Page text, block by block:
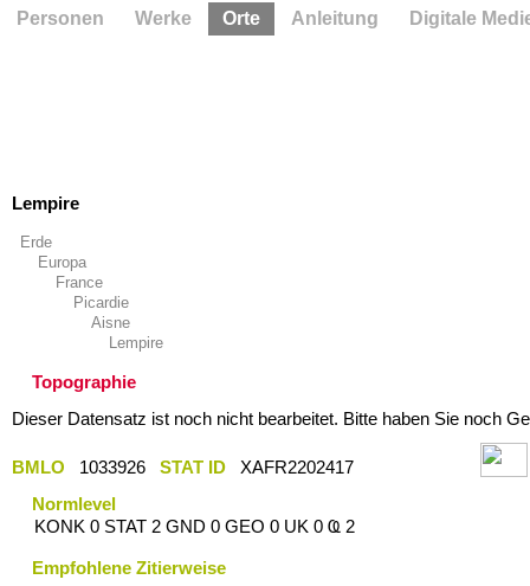
Lempire
Erde
Europa
France
Picardie
Aisne
Lempire
Topographie
Dieser Datensatz ist noch nicht bearbeitet. Bitte haben Sie noch
BMLO 1033926 STAT ID
XAFR2202417
Normlevel
KONK 0 STAT 2 GND 0 GEO 0 UK 0 Ҩ 2
Empfohlene Zitierweise
Personen Werke Orte Anleitung Digitale